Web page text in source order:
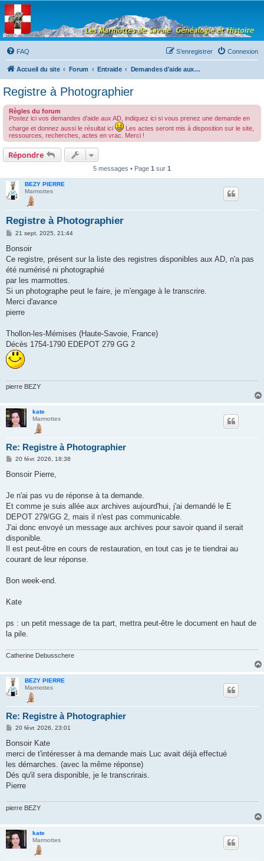
Les Marmottes de
Savoie
Forum d'entraide généalogique
FAQ
Connexion
S’enregistrer
Accueil du site Forum Entraide Demandes d'aide aux AD d'Annecy (74-Haute-Savoie)
Registre à Photographier
Règles du forum
Postez ici vos demandes d'aide aux AD, indiquez ici si vous prenez une demande en
charge et donnez aussi le résultat ici
Les actes seront mis à disposition sur le site,
ressources, recherches, actes en vrac. Merci !
Répondre
5 messages • Page 1 sur 1
BEZY PIERRE
Marmottes
Registre à Photographier
M
s
a
g
21 sept. 2025, 21:44
Bonsoir
Ce registre, présent sur la liste des registres disponibles aux AD, n'a pas
été numérisé ni photographié
par les marmottes.
Si un photographe peut le faire, je m'engage à le transcrire.
Merci d'avance
pierre
Thollon-les-Mémises (Haute-Savoie, France)
Décès 1754-1790 EDEPOT 279 GG 2
pierre BEZY
kate
Marmottes
Re: Registre à Photographier
M
s
g
20 févr. 2026, 18:38
Bonsoir Pierre,
Je n'ai pas vu de réponse à ta demande.
Et comme je suis allée aux archives aujourd'hui, j'ai demandé le E
DEPOT 279/GG 2, mais il n'est pas communicable.
J'ai donc envoyé un message aux archives pour savoir quand il serait
disponible.
Il est peut-être en cours de restauration, en tout cas je te tiendrai au
courant de leur réponse.
Bon week-end.
Kate
ps : un petit message de ta part, mettra peut-être le document en haut de
la pile.
Catherine Debusschere
BEZY PIERRE
Marmottes
Re: Registre à Photographier
M
s
a
g
20 févr. 2026, 23:01
Bonsoir Kate
merci de t'intéresser à ma demande mais Luc avait déjà effectué
les démarches. (avec la même réponse)
Dés qu'il sera disponible, je le transcrirais.
Pierre
pierre BEZY
kate
Marmottes